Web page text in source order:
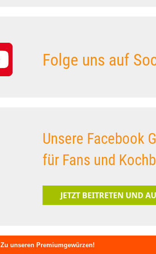
Folge uns auf
Unsere Facebook
für Fans und
JETZT BEITRETEN UND
Zu unseren Premiumgewürzen!